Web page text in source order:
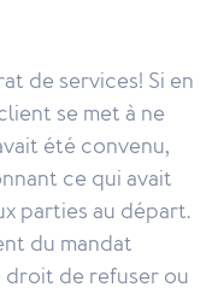
de services! Si en
se met à ne
été convenu,
ce qui avait
parties au départ.
du mandat
droit de refuser ou